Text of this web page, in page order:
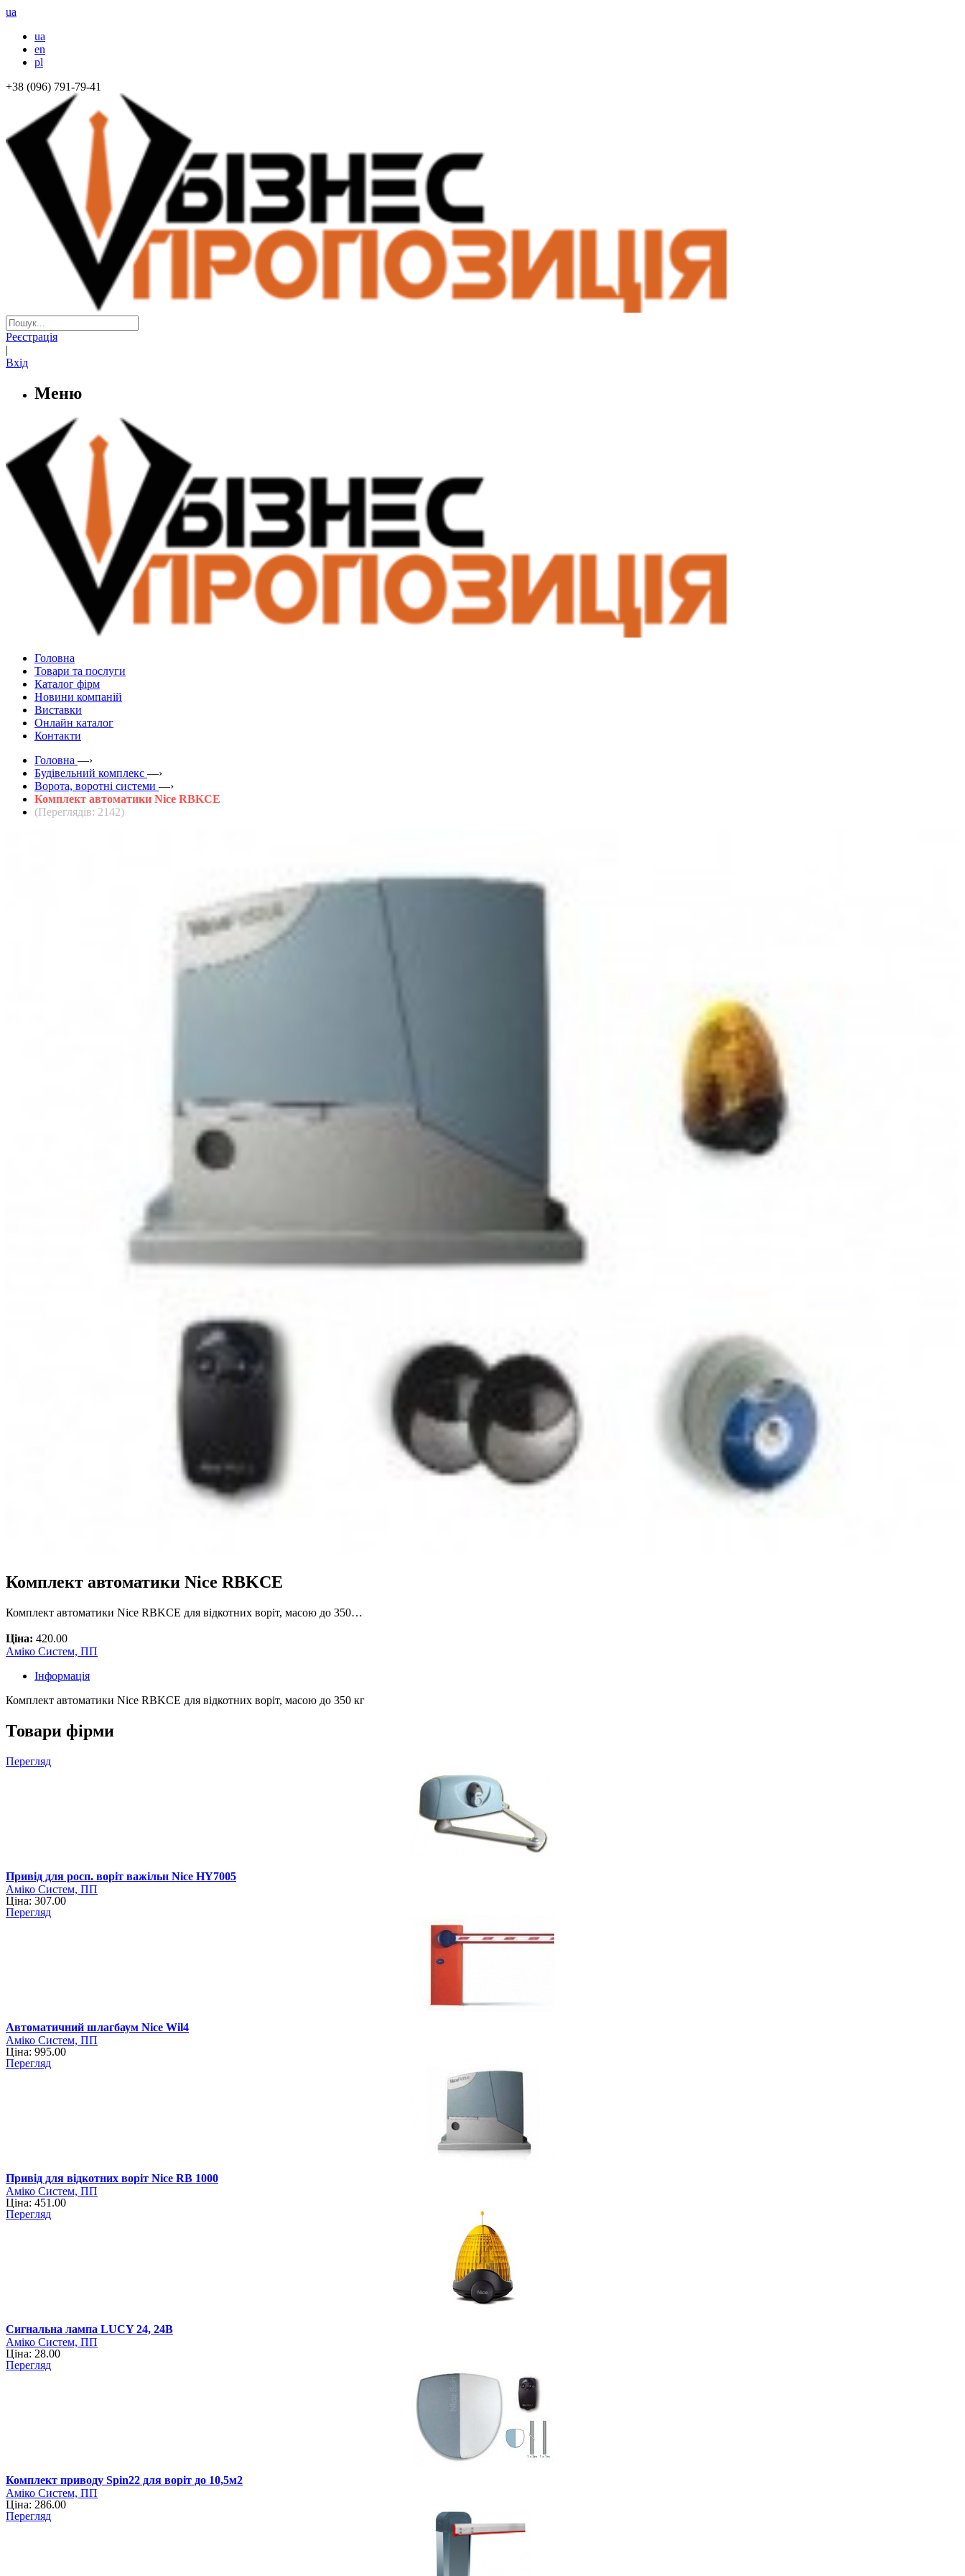
ua
ua
en
pl
+38 (096) 791-79-41
Реєстрація
|
Вхід
Меню
Головна
Товари та послуги
Каталог фірм
Новини компаній
Виставки
Онлайн каталог
Контакти
Головна —›
Будівельний комплекс —›
Ворота, воротні системи —›
Комплект автоматики Nice RBKCE
(Переглядів: 2142)
Комплект автоматики Nice RBKCE
Комплект автоматики Nice RBKCE для відкотних воріт, масою до 350…
Ціна: 420.00
Аміко Систем, ПП
Інформація
Комплект автоматики Nice RBKCE для відкотних воріт, масою до 350 кг
Товари фірми
Перегляд
Привід для росп. воріт важільн Nice HY7005
Аміко Систем, ПП
Ціна: 307.00
Перегляд
Автоматичний шлагбаум Nice Wil4
Аміко Систем, ПП
Ціна: 995.00
Перегляд
Привід для відкотних воріт Nice RB 1000
Аміко Систем, ПП
Ціна: 451.00
Перегляд
Сигнальна лампа LUCY 24, 24В
Аміко Систем, ПП
Ціна: 28.00
Перегляд
Комплект приводу Spin22 для воріт до 10,5м2
Аміко Систем, ПП
Ціна: 286.00
Перегляд